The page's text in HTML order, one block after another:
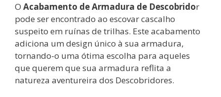
O Acabamento de Armadura de Descobridor
pode ser encontrado ao escovar cascalho
suspeito em ruínas de trilhas. Este acabamento
adiciona um design único à sua armadura,
tornando-o uma ótima escolha para aqueles
que querem que sua armadura reflita a
natureza aventureira dos Descobridores.